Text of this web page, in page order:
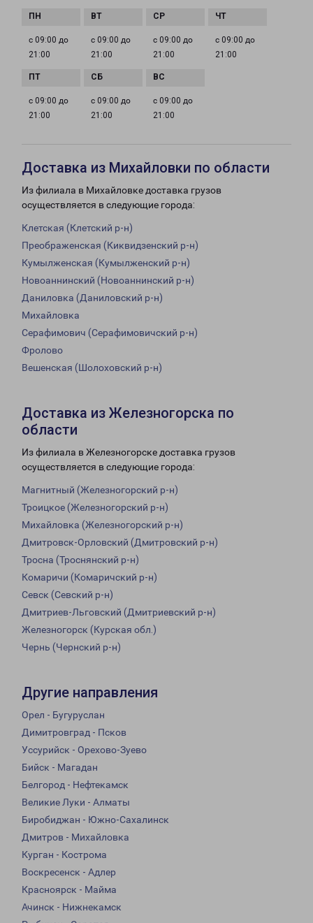
с 09:00 до
21:00
с 09:00 до
21:00
с 09:00 до
21:00
с 09:00 до
21:00
с 09:00 до
21:00
с 09:00 до
21:00
с 09:00 до
21:00
Доставка из Михайловки по области
Из филиала в Михайловке доставка грузов
осуществляется в следующие города:
Клетская (Клетский р-н)
Преображенская (Киквидзенский р-н)
Кумылженская (Кумылженский р-н)
Новоаннинский (Новоаннинский р-н)
Даниловка (Даниловский р-н)
Михайловка
Серафимович (Серафимовичский р-н)
Фролово
Вешенская (Шолоховский р-н)
Доставка из Железногорска по
области
Из филиала в Железногорске доставка грузов
осуществляется в следующие города:
Магнитный (Железногорский р-н)
Троицкое (Железногорский р-н)
Михайловка (Железногорский р-н)
Дмитровск-Орловский (Дмитровский р-н)
Тросна (Троснянский р-н)
Комаричи (Комаричский р-н)
Севск (Севский р-н)
Дмитриев-Льговский (Дмитриевский р-н)
Железногорск (Курская обл.)
Чернь (Чернский р-н)
Другие направления
Орел - Бугуруслан
Димитровград - Псков
Уссурийск - Орехово-Зуево
Бийск - Магадан
Белгород - Нефтекамск
Великие Луки - Алматы
Биробиджан - Южно-Сахалинск
Дмитров - Михайловка
Курган - Кострома
Воскресенск - Адлер
Красноярск - Майма
Ачинск - Нижнекамск